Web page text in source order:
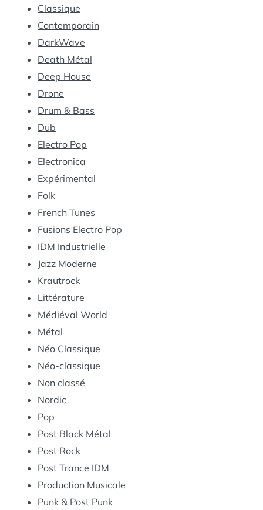
Classique
Contemporain
DarkWave
Death Métal
Deep House
Drone
Drum & Bass
Dub
Electro Pop
Electronica
Expérimental
Folk
French Tunes
Fusions Electro Pop
IDM Industrielle
Jazz Moderne
Krautrock
Littérature
Médiéval World
Métal
Néo Classique
Néo-classique
Non classé
Nordic
Pop
Post Black Métal
Post Rock
Post Trance IDM
Production Musicale
Punk & Post Punk